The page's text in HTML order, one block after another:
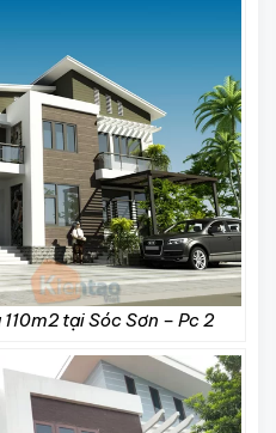
tại Sóc Sơn – Pc 2